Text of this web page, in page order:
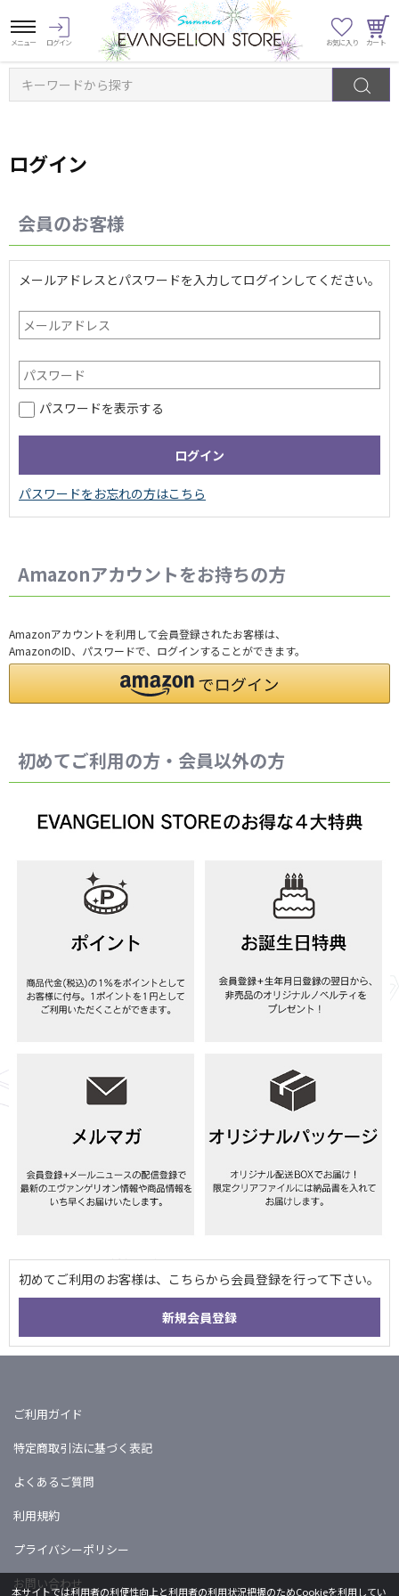
キーワードから探す
ログイン
会員のお客様
メールアドレスとパスワードを入力してログインしてください。
パスワードを表示する
Amazonアカウントをお持ちの方
Amazonアカウントを利用して会員登録されたお客様は、
AmazonのID、パスワードで、ログインすることができます。
初めてご利用の方・会員以外の方
ご利用ガイド
特定商取引法に基づく表記
よくあるご質問
利用規約
プライバシーポリシー
お問い合わせ
本サイトでは利用者の利便性向上と利用者の利用状況把握のためCookieを利用してい